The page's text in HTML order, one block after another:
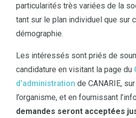
particularités très variées de la
tant sur le plan individuel que sur
démographie.
Les intéressés sont priés de
candidature en visitant la page du
d’administration de CANARIE,
l’organisme, et en fournissant
demandes seront acceptées